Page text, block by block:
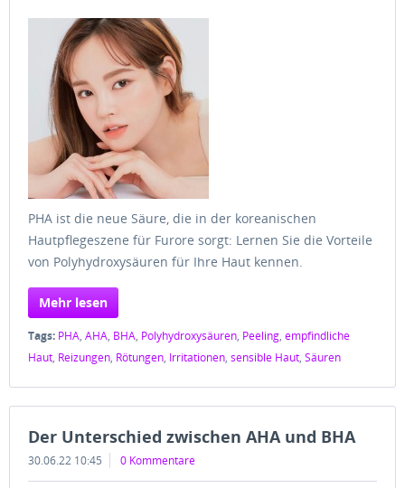
PHA ist die neue Säure, die in der koreanischen
Hautpflegeszene für Furore sorgt: Lernen Sie die Vorteile
von Polyhydroxysäuren für Ihre Haut kennen.
Mehr lesen
Tags: PHA, AHA, BHA, Polyhydroxysäuren, Peeling, empfindliche
Haut, Reizungen, Rötungen, Irritationen, sensible Haut, Säuren
Der Unterschied zwischen AHA und BHA
30.06.22 10:45 0 Kommentare